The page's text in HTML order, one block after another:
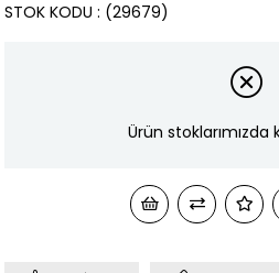
(29679)
STOK KODU
Ürün stoklarımızda